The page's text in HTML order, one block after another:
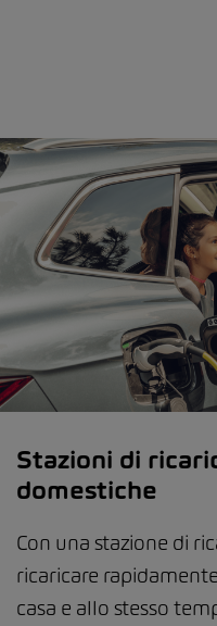
Stazioni di
domestiche
Con una stazione di
ricaricare
casa e allo stesso